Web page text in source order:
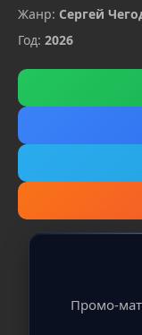
Жанр: Сергей
Год: 2026
Промо-